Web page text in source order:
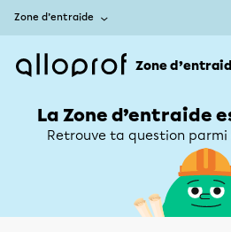
Zone d’entraide
Zone
La Zone d’entraide
Retrouve ta question parmi